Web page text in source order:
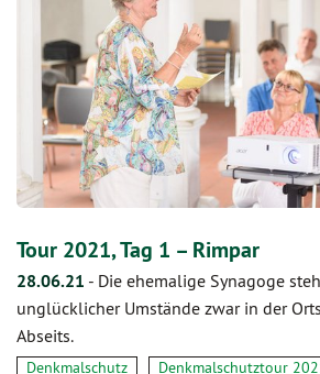
Tour 2021, Tag 1 – Rimpar
28.06.21 - Die ehemalige Synagoge
unglücklicher Umstände zwar in der
Abseits.
Denkmalschutz Denkmalschutztour